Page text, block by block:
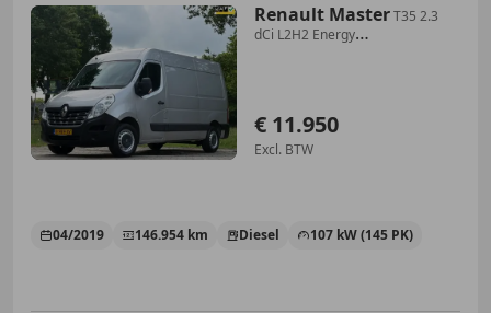
Renault MasterT35 2.3
dCi L2H2 Energy
€ 11.950
Excl. BTW
04/2019 146.954 km Diesel 107 kW (145 PK)